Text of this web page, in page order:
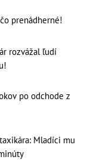
prenádherné!
rozvážal ľudí
po odchode z
Mladíci mu